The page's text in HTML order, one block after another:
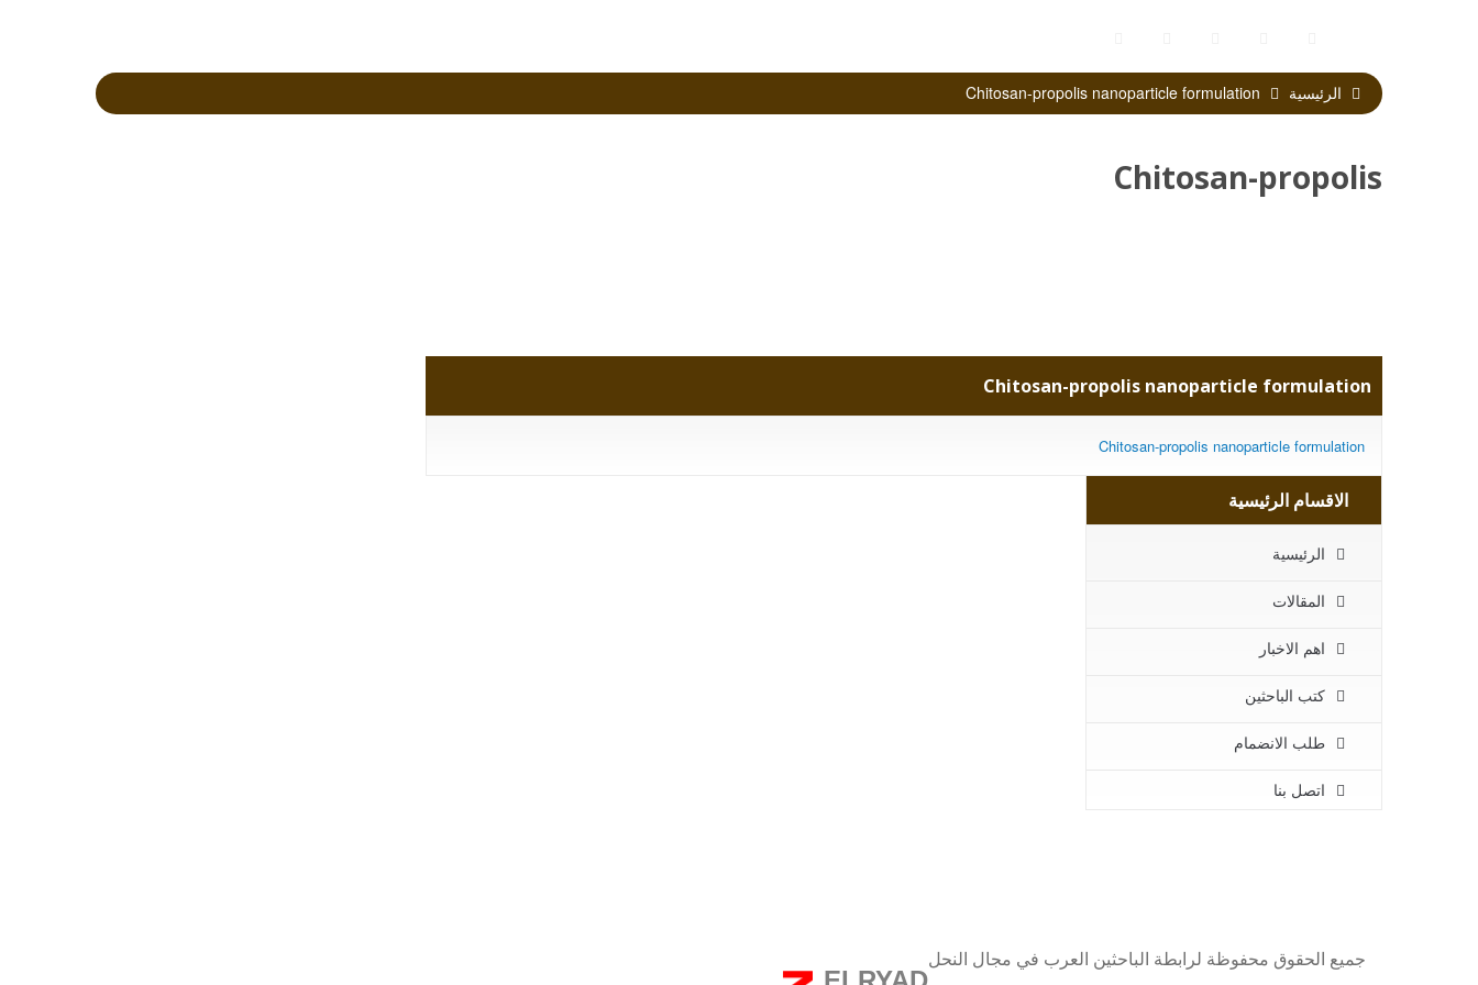
الرئيسية
Chitosan-propolis
Chitosan-propolis nanoparticle formulation
Chitosan-propolis nanoparticle formulation
الاقسام الرئيسية
الرئيسية
المقالات
اهم الاخبار
كتب الباحثين
طلب الانضمام
اتصل بنا
جميع الحقوق محفوظة لرابطة الباحثين العرب في مجال النحل